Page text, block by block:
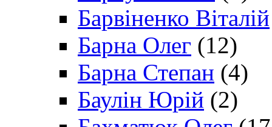
Барвіненко Віталій
Барна Олег (12)
Барна Степан (4)
Баулін Юрій (2)